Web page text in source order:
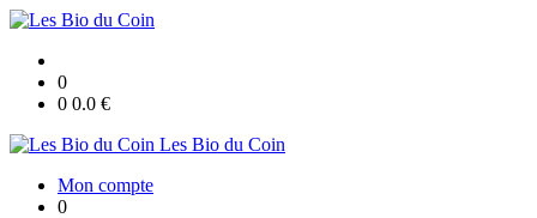
0
0 0.0 €
Les Bio du Coin
Mon compte
0